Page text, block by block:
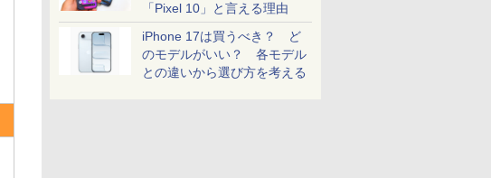
「Pixel 10」と言える理由
iPhone 17は買うべき？ ど
のモデルがいい？ 各モデル
との違いから選び方を考える